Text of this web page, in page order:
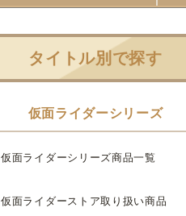
タイトル別で探す
仮面ライダーシリーズ
仮面ライダーシリーズ商品一覧
仮面ライダーストア取り扱い商品